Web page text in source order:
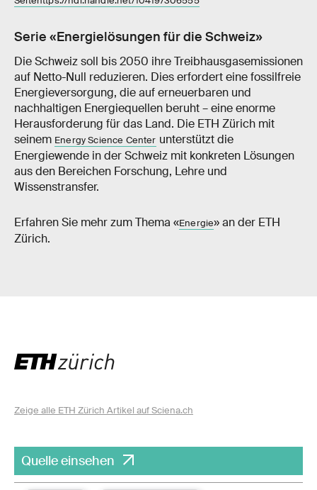
Serie «Energielösungen für die Schweiz»
Die Schweiz soll bis 2050 ihre Treibhausgasemissionen
auf Netto-Null reduzieren. Dies erfordert eine fossilfreie
Energieversorgung, die auf erneuerbaren und
nachhaltigen Energiequellen beruht – eine enorme
Herausforderung für das Land. Die ETH Zürich mit
seinem Energy Science Center unterstützt die
Energiewende in der Schweiz mit konkreten Lösungen
aus den Bereichen Forschung, Lehre und
Wissenstransfer.
Erfahren Sie mehr zum Thema «Energie» an der ETH
Zürich.
Zeige alle ETH Zürich Artikel auf Sciena.ch
Quelle einsehen